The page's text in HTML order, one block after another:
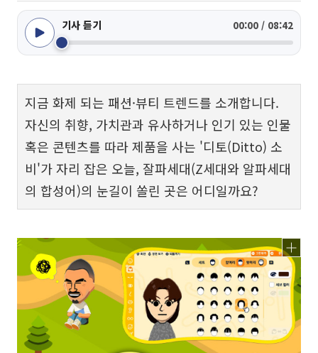
기사 듣기 00:00 / 08:42
지금 화제 되는 패션·뷰티 트렌드를 소개합니다.
자신의 취향, 가치관과 유사하거나 인기 있는 인물
혹은 콘텐츠를 따라 제품을 사는 '디토(Ditto) 소
비'가 자리 잡은 오늘, 잘파세대(Z세대와 알파세대
의 합성어)의 눈길이 쏠린 곳은 어디일까요?